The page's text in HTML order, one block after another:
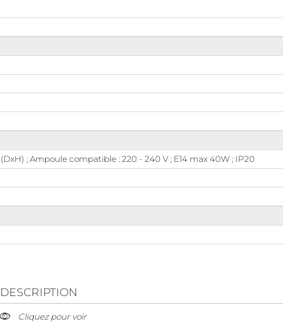
; Ampoule compatible : 220 - 240 V ; E14 max 40W ; IP20
DESCRIPTION
Cliquez pour voir